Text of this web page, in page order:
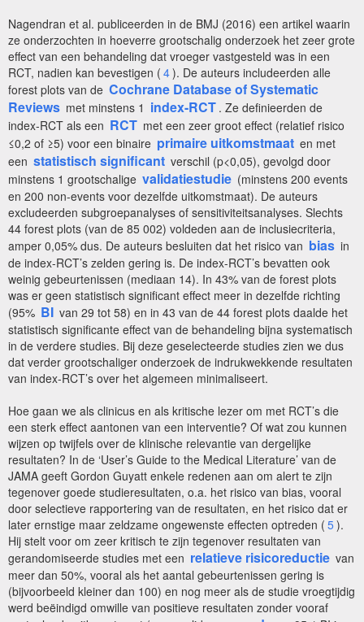
Nagendran et al. publiceerden in de BMJ (2016) een artikel waarin
ze onderzochten in hoeverre grootschalig onderzoek het zeer grote
effect van een behandeling dat vroeger vastgesteld was in een
RCT, nadien kan bevestigen ( 4). De auteurs includeerden alle
forest plots van de Cochrane Database of Systematic
Reviews met minstens 1 index-RCT . Ze definieerden de
index-RCT als een RCT met een zeer groot effect (relatief risico
≤0,2 of ≥5) voor een binaire primaire uitkomstmaat en met
een statistisch significant verschil (p<0,05), gevolgd door
minstens 1 grootschalige validatiestudie (minstens 200 events
en 200 non-events voor dezelfde uitkomstmaat). De auteurs
excludeerden subgroepanalyses of sensitiviteitsanalyses. Slechts
44 forest plots (van de 85 002) voldeden aan de inclusiecriteria,
amper 0,05% dus. De auteurs besluiten dat het risico van bias in
de index-RCT’s zelden gering is. De index-RCT’s bevatten ook
weinig gebeurtenissen (mediaan 14). In 43% van de forest plots
was er geen statistisch significant effect meer in dezelfde richting
(95% BI van 29 tot 58) en in 43 van de 44 forest plots daalde het
statistisch significante effect van de behandeling bijna systematisch
in de verdere studies. Bij deze geselecteerde studies zien we dus
dat verder grootschaliger onderzoek de indrukwekkende resultaten
van index-RCT’s over het algemeen minimaliseert.
Hoe gaan we als clinicus en als kritische lezer om met RCT’s die
een sterk effect aantonen van een interventie? Of wat zou kunnen
wijzen op twijfels over de klinische relevantie van dergelijke
resultaten? In de ‘User’s Guide to the Medical Literature’ van de
JAMA geeft Gordon Guyatt enkele redenen aan om alert te zijn
tegenover goede studieresultaten, o.a. het risico van bias, vooral
door selectieve rapportering van de resultaten, en het risico dat er
later ernstige maar zeldzame ongewenste effecten optreden ( 5).
Hij stelt voor om zeer kritisch te zijn tegenover resultaten van
gerandomiseerde studies met een relatieve risicoreductie van
meer dan 50%, vooral als het aantal gebeurtenissen gering is
(bijvoorbeeld kleiner dan 100) en nog meer als de studie vroegtijdig
werd beëindigd omwille van positieve resultaten zonder vooraf